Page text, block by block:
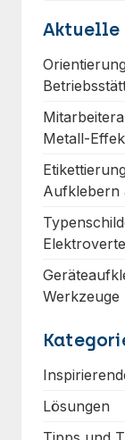
Aktuelle
Metall-
Aufklebern
Werkzeuge
Lösungen